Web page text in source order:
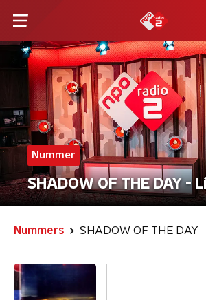
Nummer
SHADOW OF THE DAY -
Nummers SHADOW OF THE DAY